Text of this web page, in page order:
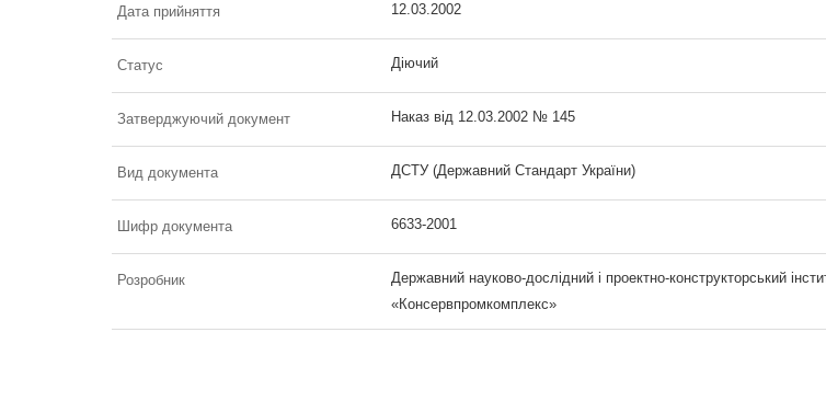
Дата прийняття 12.03.2002
Статус Діючий
Затверджуючий документ Наказ від 12.03.2002 № 145
Вид документа ДСТУ (Державний Стандарт України)
Шифр документа 6633-2001
Розробник
Державний науково-дослідний і проектно-конструкторський
«Консервпромкомплекс»